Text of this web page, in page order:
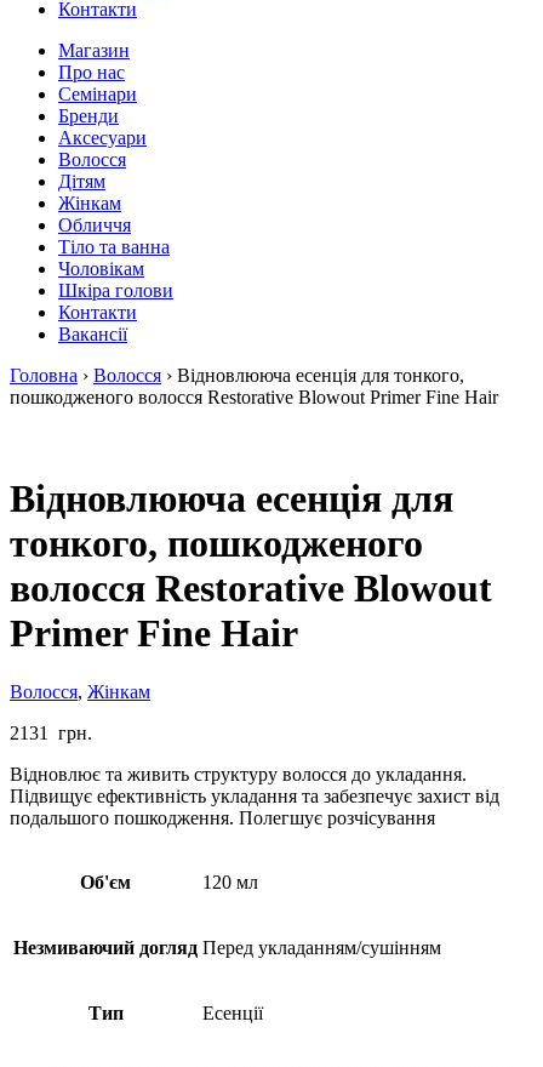
Контакти
Магазин
Про нас
Семінари
Бренди
Аксесуари
Волосся
Дітям
Жінкам
Обличчя
Тіло та ванна
Чоловікам
Шкіра голови
Контакти
Вакансії
Головна › Волосся › Відновлююча есенція для тонкого,
пошкодженого волосся Restorative Blowout Primer Fine Hair
Відновлююча есенція для
тонкого, пошкодженого
волосся Restorative Blowout
Primer Fine Hair
Волосся, Жінкам
2131
грн.
Відновлює та живить структуру волосся до укладання.
Підвищує ефективність укладання та забезпечує захист від
подальшого пошкодження. Полегшує розчісування
Об'єм 120 мл
Незмиваючий догляд Перед укладанням/сушінням
Тип Есенції